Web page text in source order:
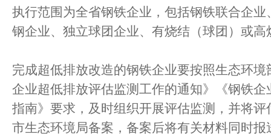
执行范围为全省钢铁企业，包括钢铁联合企
钢企业、独立球团企业、有烧结（球团）或
完成超低排放改造的钢铁企业要按照生态环
企业超低排放评估监测工作的通知》《钢铁
指南》要求，及时组织开展评估监测，并将
市生态环境局备案，备案后将有关材料同时